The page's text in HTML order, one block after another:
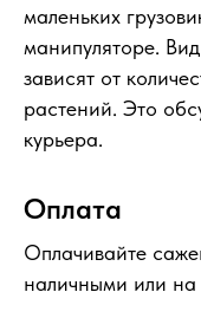
маленьких
манипуляторе.
зависят от
растений. Это
курьера.
Оплата
Оплачивайте
наличными или на